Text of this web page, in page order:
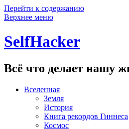
Перейти к содержанию
Верхнее меню
SelfHacker
Всё что делает нашу
Вселенная
Земля
История
Книга рекордов Гиннеса
Космос